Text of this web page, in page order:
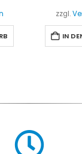
zzgl.
IN